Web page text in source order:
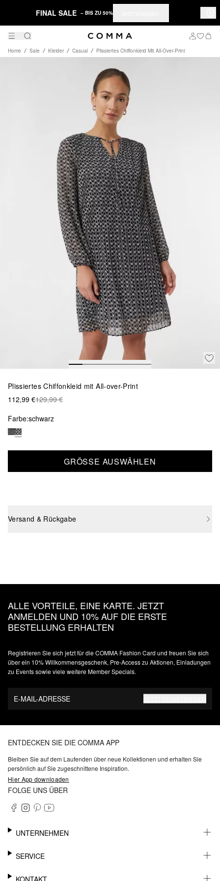
FINAL SALE – BIS ZU 50%
Home Sale Kleider Casual Plissiertes Chiffonkleid Mit All-Over-Print
Plissiertes Chiffonkleid mit All-over-Print
112,99 €129,99 €
Farbe:schwarz
GRÖSSE AUSWÄHLEN
Versand & Rückgabe
ALLE VORTEILE, EINE KARTE. JETZT
ANMELDEN UND 10% AUF DIE ERSTE
BESTELLUNG ERHALTEN
Registrieren Sie sich jetzt für die COMMA Fashion Card und freuen Sie sich
über ein 10% Willkommensgeschenk, Pre-Access zu Aktionen, Einladungen
zu Events sowie viele weitere Member Specials.
E-MAIL-ADRESSE
ENTDECKEN SIE DIE COMMA APP
Bleiben Sie auf dem Laufenden über neue Kollektionen und erhalten Sie
persönlich auf Sie zugeschnittene Inspiration.
Hier App downloaden
FOLGE UNS ÜBER
UNTERNEHMEN
KARRIERE
BARRIEREFREIHEIT
SERVICE
WHATSAPP
KONTAKT